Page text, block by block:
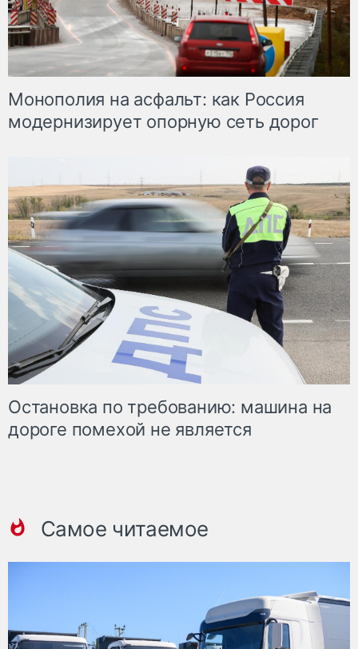
Монополия на асфальт: как Россия
модернизирует опорную сеть дорог
Остановка по требованию: машина на
дороге помехой не является
Самое читаемое